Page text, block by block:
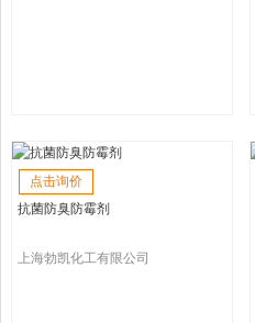
点击询价
抗菌防臭防霉剂
上海勃凯化工有限公司